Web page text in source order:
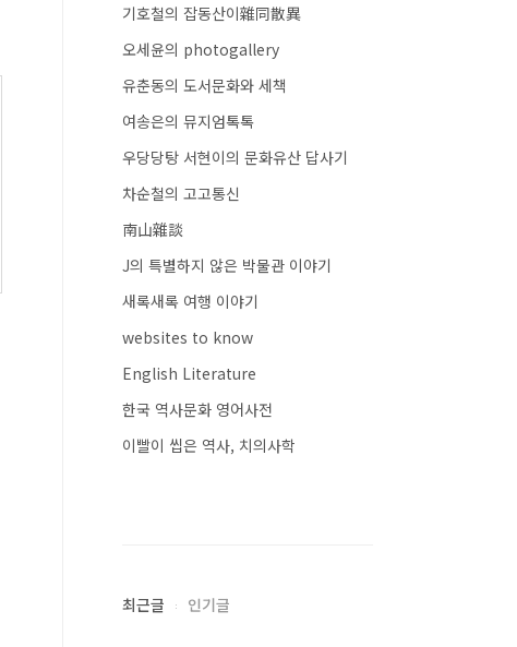
기호철의 잡동산이雜同散異
오세윤의 photogallery
유춘동의 도서문화와 세책
여송은의 뮤지엄톡톡
우당당탕 서현이의 문화유산 답사기
차순철의 고고통신
南山雜談
J의 특별하지 않은 박물관 이야기
새록새록 여행 이야기
websites to know
English Literature
한국 역사문화 영어사전
이빨이 씹은 역사, 치의사학
최근글 인기글